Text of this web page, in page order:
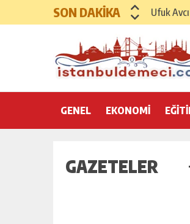
SON DAKİKA
Ufuk
İspanya
SANAYİ
GENEL EKONOMİ
GAZETELER